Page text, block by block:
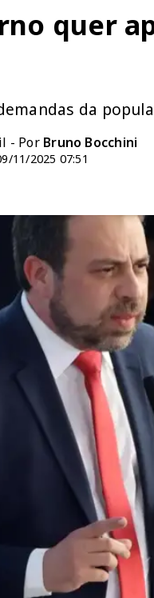
quer
da
- Por Bruno Bocchini
11/2025 07:51